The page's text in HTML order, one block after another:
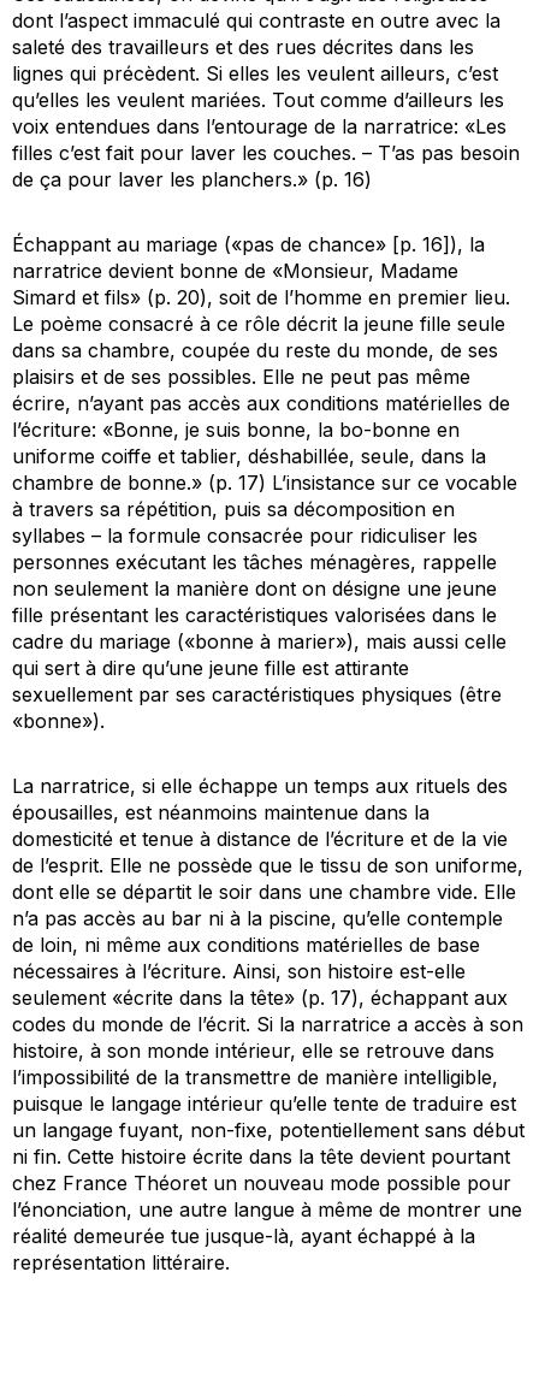
dont l’aspect immaculé qui contraste en outre avec la
saleté des travailleurs et des rues décrites dans les
lignes qui précèdent. Si elles les veulent ailleurs, c’est
qu’elles les veulent mariées. Tout comme d’ailleurs les
voix entendues dans l’entourage de la narratrice: «Les
filles c’est fait pour laver les couches. – T’as pas besoin
de ça pour laver les planchers.» (p. 16)
Échappant au mariage («pas de chance» [p. 16]), la
narratrice devient bonne de «Monsieur, Madame
Simard et fils» (p. 20), soit de l’homme en premier lieu.
Le poème consacré à ce rôle décrit la jeune fille seule
dans sa chambre, coupée du reste du monde, de ses
plaisirs et de ses possibles. Elle ne peut pas même
écrire, n’ayant pas accès aux conditions matérielles de
l’écriture: «Bonne, je suis bonne, la bo-bonne en
uniforme coiffe et tablier, déshabillée, seule, dans la
chambre de bonne.» (p. 17) L’insistance sur ce vocable
à travers sa répétition, puis sa décomposition en
syllabes – la formule consacrée pour ridiculiser les
personnes exécutant les tâches ménagères, rappelle
non seulement la manière dont on désigne une jeune
fille présentant les caractéristiques valorisées dans le
cadre du mariage («bonne à marier»), mais aussi celle
qui sert à dire qu’une jeune fille est attirante
sexuellement par ses caractéristiques physiques (être
«bonne»).
La narratrice, si elle échappe un temps aux rituels des
épousailles, est néanmoins maintenue dans la
domesticité et tenue à distance de l’écriture et de la vie
de l’esprit. Elle ne possède que le tissu de son uniforme,
dont elle se départit le soir dans une chambre vide. Elle
n’a pas accès au bar ni à la piscine, qu’elle contemple
de loin, ni même aux conditions matérielles de base
nécessaires à l’écriture. Ainsi, son histoire est-elle
seulement «écrite dans la tête» (p. 17), échappant aux
codes du monde de l’écrit. Si la narratrice a accès à son
histoire, à son monde intérieur, elle se retrouve dans
l’impossibilité de la transmettre de manière intelligible,
puisque le langage intérieur qu’elle tente de traduire est
un langage fuyant, non-fixe, potentiellement sans début
ni fin. Cette histoire écrite dans la tête devient pourtant
chez France Théoret un nouveau mode possible pour
l’énonciation, une autre langue à même de montrer une
réalité demeurée tue jusque-là, ayant échappé à la
représentation littéraire.